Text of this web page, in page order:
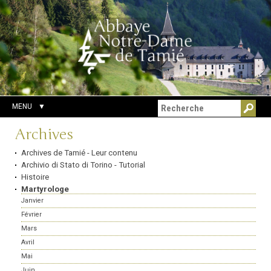
Aller
au
contenu.
|
Aller
à
la
navigation
Outils
personnels
Chercher par
Recherche
avancée…
MENU
Navigation
Archives
Archives de Tamié - Leur contenu
Archivio di Stato di Torino - Tutorial
Histoire
Martyrologe
Janvier
Février
Mars
Avril
Mai